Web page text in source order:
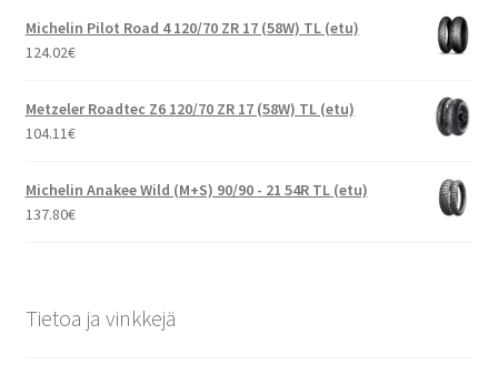
Michelin Pilot Road 4 120/70 ZR 17 (58W) TL (etu)
124.02€
Metzeler Roadtec Z6 120/70 ZR 17 (58W) TL (etu)
104.11€
Michelin Anakee Wild (M+S) 90/90 - 21 54R TL (etu)
137.80€
Tietoa ja vinkkejä